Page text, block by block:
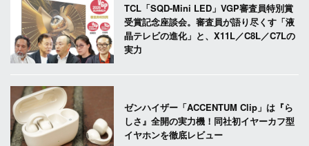
TCL「SQD-Mini LED」VGP審査員特別賞
受賞記念座談会。審査員が語り尽くす「液
晶テレビの進化」と、X11L／C8L／C7Lの
実力
ゼンハイザー「ACCENTUM Clip」は『ら
しさ』全開の実力機！同社初イヤーカフ型
イヤホンを徹底レビュー